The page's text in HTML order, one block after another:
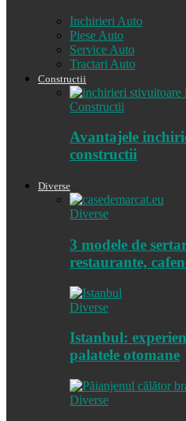
Inchirieri Auto
Piese Auto
Service Auto
Tractari Auto
Constructii
Constructii
Avantajele
constructii
Diverse
Diverse
3 modele de
restaurante,
Diverse
Istanbul:
palatele otomane
Diverse